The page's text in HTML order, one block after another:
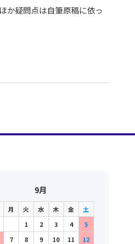
か疑問点は自筆原稿に依っ
9月
月 火 水 木 金
土
1
2 3 4
5
7 8 9 10 11
12